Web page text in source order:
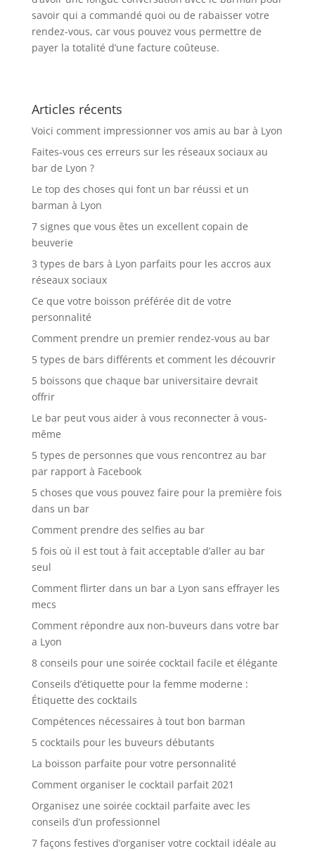
savoir qui a commandé quoi ou de rabaisser votre
rendez-vous, car vous pouvez vous permettre de
payer la totalité d’une facture coûteuse.
Articles récents
Voici comment impressionner vos amis au bar à Lyon
Faites-vous ces erreurs sur les réseaux sociaux au
bar de Lyon ?
Le top des choses qui font un bar réussi et un
barman à Lyon
7 signes que vous êtes un excellent copain de
beuverie
3 types de bars à Lyon parfaits pour les accros aux
réseaux sociaux
Ce que votre boisson préférée dit de votre
personnalité
Comment prendre un premier rendez-vous au bar
5 types de bars différents et comment les découvrir
5 boissons que chaque bar universitaire devrait
offrir
Le bar peut vous aider à vous reconnecter à vous-
même
5 types de personnes que vous rencontrez au bar
par rapport à Facebook
5 choses que vous pouvez faire pour la première fois
dans un bar
Comment prendre des selfies au bar
5 fois où il est tout à fait acceptable d’aller au bar
seul
Comment flirter dans un bar a Lyon sans effrayer les
mecs
Comment répondre aux non-buveurs dans votre bar
a Lyon
8 conseils pour une soirée cocktail facile et élégante
Conseils d’étiquette pour la femme moderne :
Étiquette des cocktails
Compétences nécessaires à tout bon barman
5 cocktails pour les buveurs débutants
La boisson parfaite pour votre personnalité
Comment organiser le cocktail parfait 2021
Organisez une soirée cocktail parfaite avec les
conseils d’un professionnel
7 façons festives d’organiser votre cocktail idéale au